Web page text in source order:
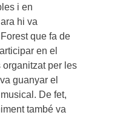
i en
hi va
que fa de
en el
organitzat per les
guanyar el
De fet,
també va